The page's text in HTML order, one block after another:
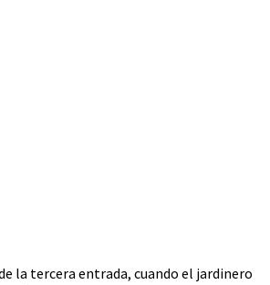
la tercera entrada, cuando el jardinero